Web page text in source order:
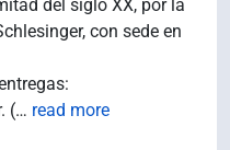
del siglo XX, por la
con sede en
(… read more